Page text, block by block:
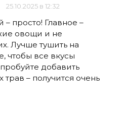
25.10.2025 в 12:32
– просто! Главное –
овощи и не
Лучше тушить на
чтобы все вкусы
добавить
– получится очень